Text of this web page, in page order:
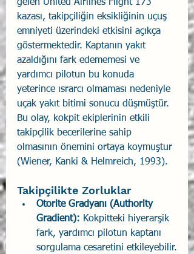
gelen United Airlines Flight 173
kazası, takipçiliğin eksikliğinin uçuş
emniyeti üzerindeki etkisini açıkça
göstermektedir. Kaptanın yakıt
azaldığını fark edememesi ve
yardımcı pilotun bu konuda
yeterince ısrarcı olmaması nedeniyle
uçak yakıt bitimi sonucu düşmüştür.
Bu olay, kokpit ekiplerinin etkili
takipçilik becerilerine sahip
olmasının önemini ortaya koymuştur
(Wiener, Kanki & Helmreich, 1993).
Takipçilikte Zorluklar
Otorite Gradyanı (Authority
Gradient): Kokpitteki hiyerarşik
fark, yardımcı pilotun kaptanı
sorgulama cesaretini etkileyebilir.